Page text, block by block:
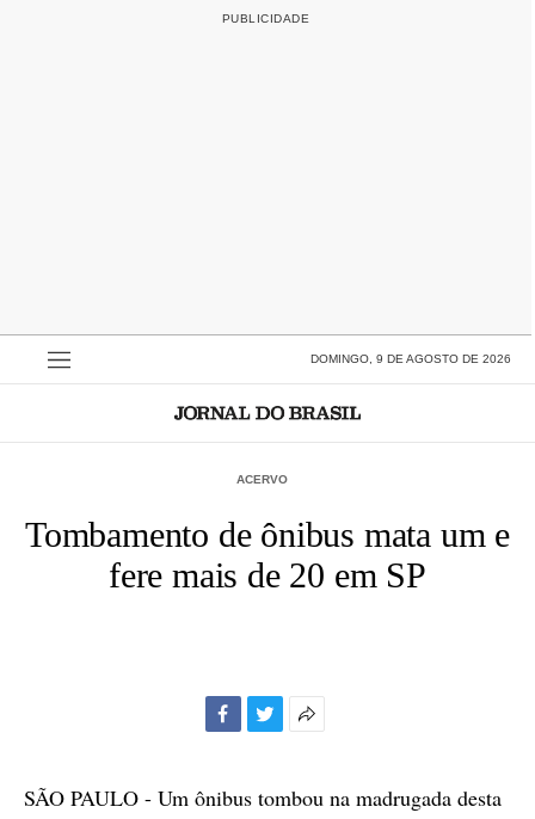
DOMINGO, 9 DE AGOSTO DE 2026
ACERVO
Tombamento de ônibus mata um e
fere mais de 20 em SP
compartilhamento
SÃO PAULO - Um ônibus tombou na madrugada desta